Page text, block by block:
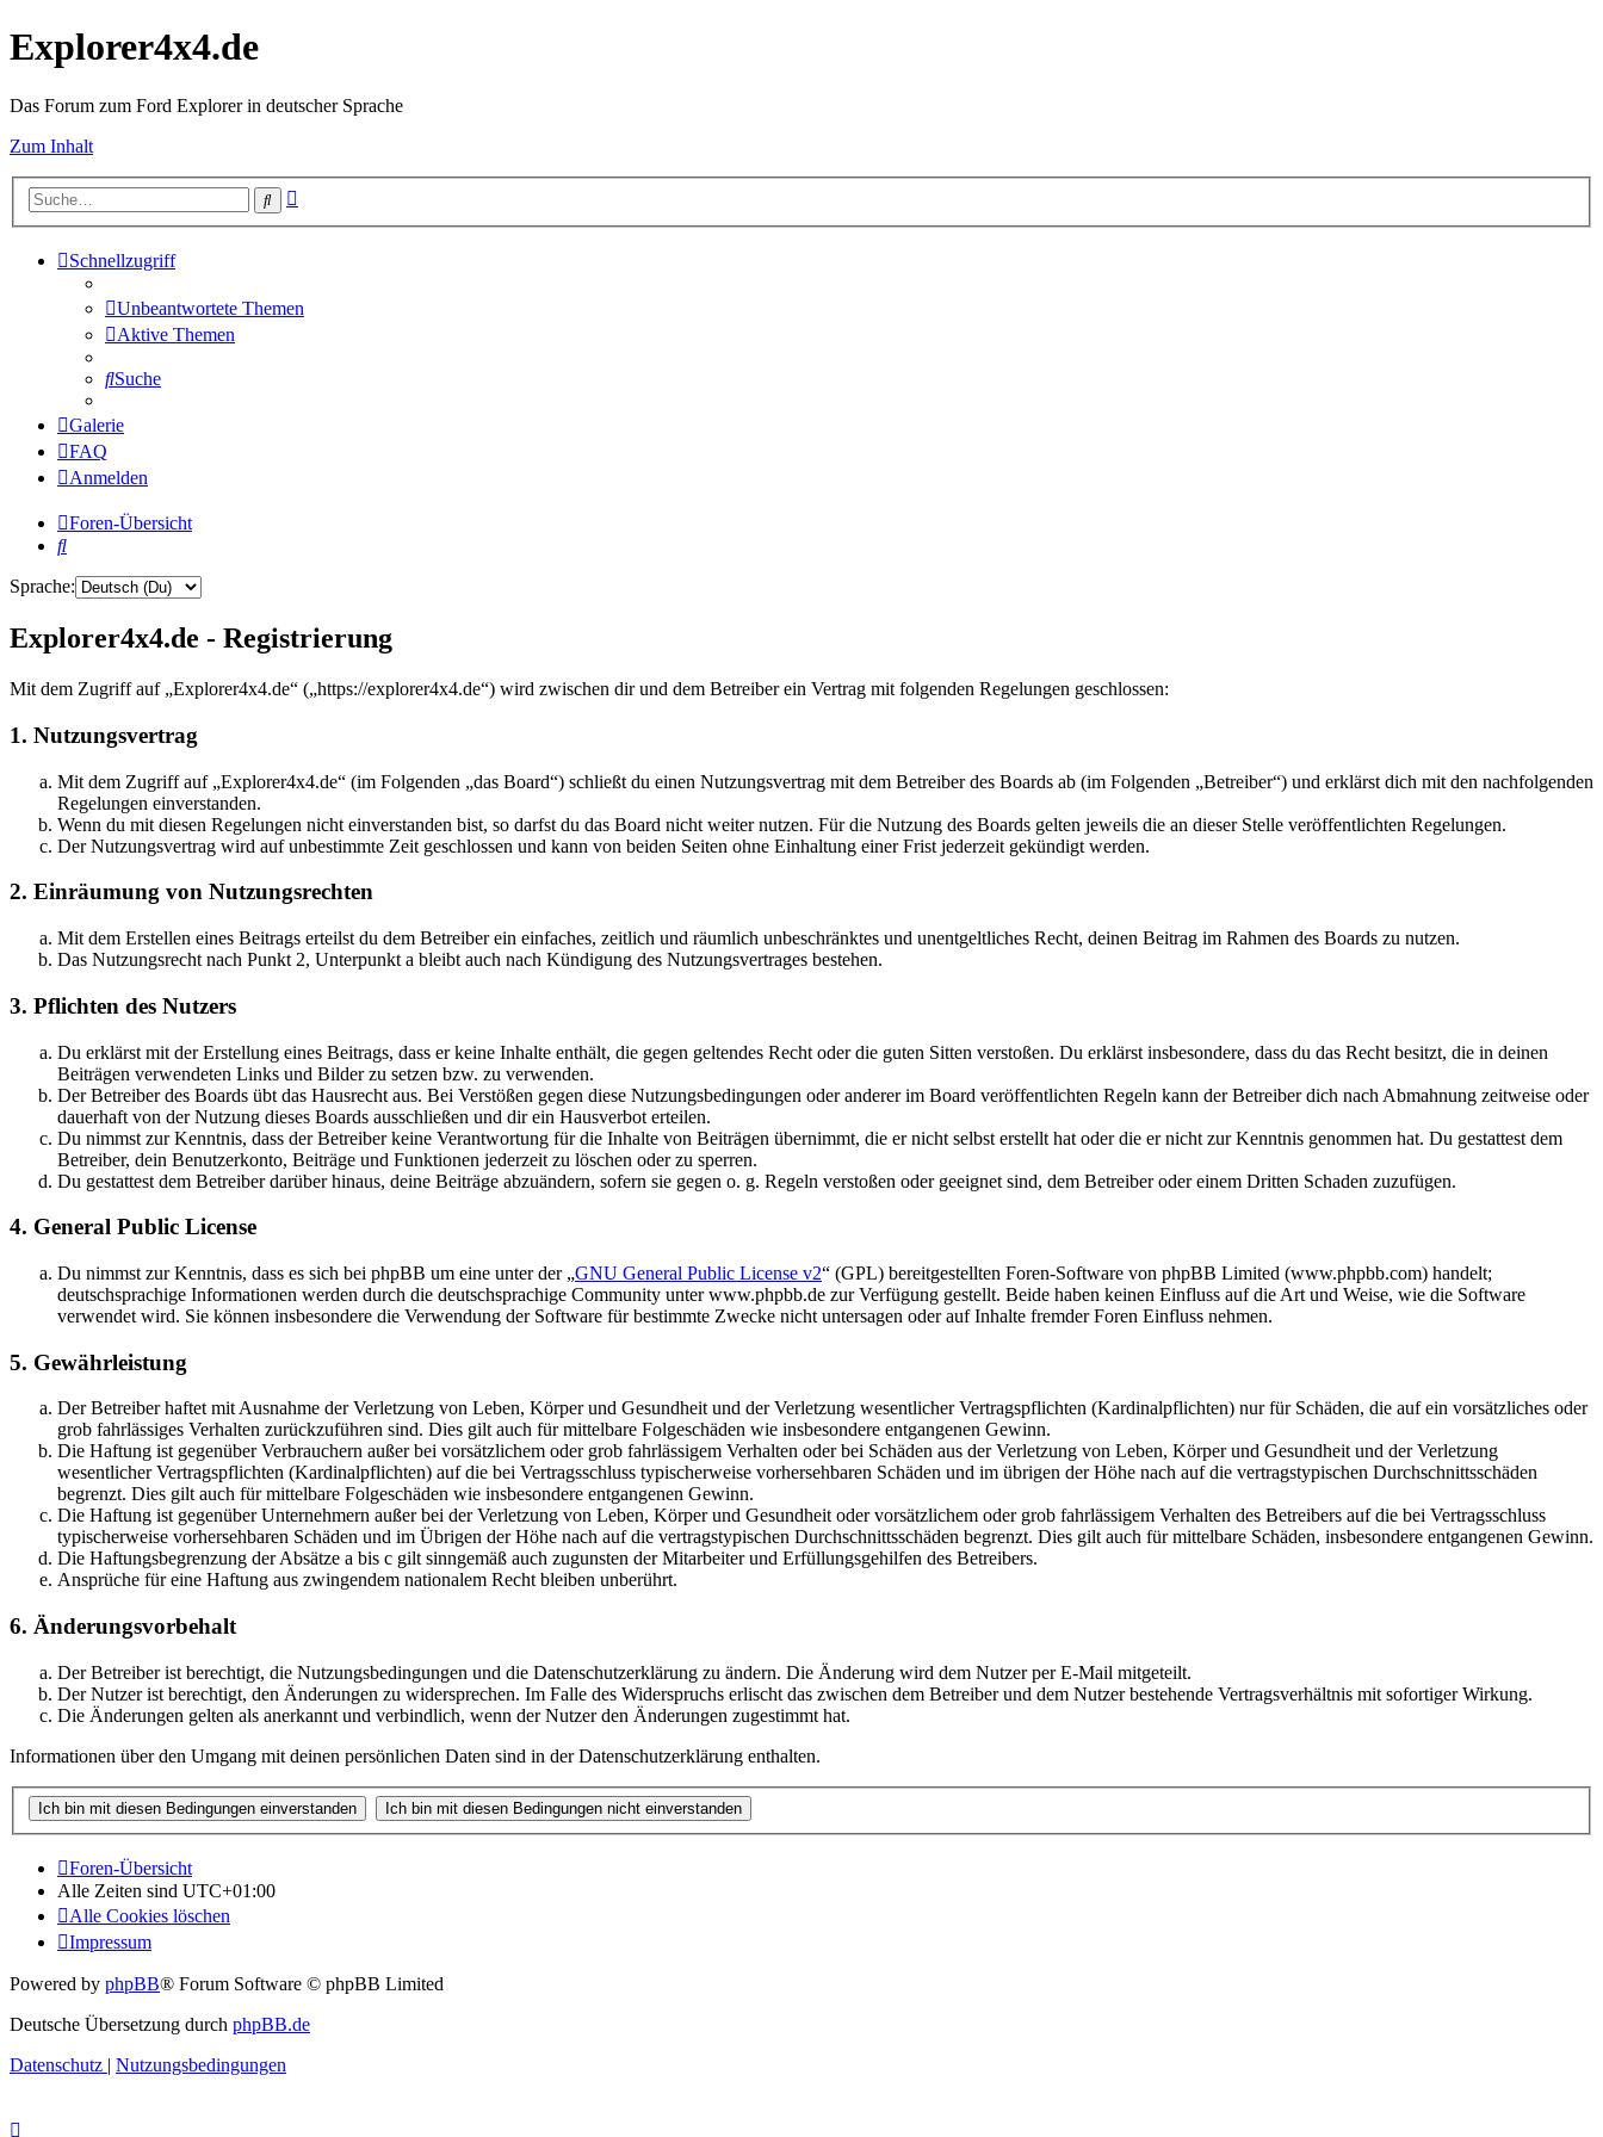
Explorer4x4.de
Das Forum zum Ford Explorer in deutscher Sprache
Zum Inhalt
Suche
Schnellzugriff
Unbeantwortete Themen
Aktive Themen
Suche
Galerie
FAQ
Anmelden
Foren-Übersicht
Suche
Sprache:
Explorer4x4.de - Registrierung
Mit dem Zugriff auf „Explorer4x4.de“ („https://explorer4x4.de“) wird zwischen dir und dem Betreiber ein Vertrag mit folgenden Regelungen geschlossen:
1. Nutzungsvertrag
Mit dem Zugriff auf „Explorer4x4.de“ (im Folgenden „das Board“) schließt du einen Nutzungsvertrag mit dem Betreiber des Boards ab (im Folgenden „Betreiber“) und erklärst dich mit den nachfolgenden
Regelungen einverstanden.
Wenn du mit diesen Regelungen nicht einverstanden bist, so darfst du das Board nicht weiter nutzen. Für die Nutzung des Boards gelten jeweils die an dieser Stelle veröffentlichten Regelungen.
Der Nutzungsvertrag wird auf unbestimmte Zeit geschlossen und kann von beiden Seiten ohne Einhaltung einer Frist jederzeit gekündigt werden.
2. Einräumung von Nutzungsrechten
Mit dem Erstellen eines Beitrags erteilst du dem Betreiber ein einfaches, zeitlich und räumlich unbeschränktes und unentgeltliches Recht, deinen Beitrag im Rahmen des Boards zu nutzen.
Das Nutzungsrecht nach Punkt 2, Unterpunkt a bleibt auch nach Kündigung des Nutzungsvertrages bestehen.
3. Pflichten des Nutzers
Du erklärst mit der Erstellung eines Beitrags, dass er keine Inhalte enthält, die gegen geltendes Recht oder die guten Sitten verstoßen. Du erklärst insbesondere, dass du das Recht besitzt, die in deinen
Beiträgen verwendeten Links und Bilder zu setzen bzw. zu verwenden.
Der Betreiber des Boards übt das Hausrecht aus. Bei Verstößen gegen diese Nutzungsbedingungen oder anderer im Board veröffentlichten Regeln kann der Betreiber dich nach Abmahnung zeitweise oder
dauerhaft von der Nutzung dieses Boards ausschließen und dir ein Hausverbot erteilen.
Du nimmst zur Kenntnis, dass der Betreiber keine Verantwortung für die Inhalte von Beiträgen übernimmt, die er nicht selbst erstellt hat oder die er nicht zur Kenntnis genommen hat. Du gestattest dem
Betreiber, dein Benutzerkonto, Beiträge und Funktionen jederzeit zu löschen oder zu sperren.
Du gestattest dem Betreiber darüber hinaus, deine Beiträge abzuändern, sofern sie gegen o. g. Regeln verstoßen oder geeignet sind, dem Betreiber oder einem Dritten Schaden zuzufügen.
4. General Public License
Du nimmst zur Kenntnis, dass es sich bei phpBB um eine unter der „GNU General Public License v2“ (GPL) bereitgestellten Foren-Software von phpBB Limited (www.phpbb.com) handelt;
deutschsprachige Informationen werden durch die deutschsprachige Community unter www.phpbb.de zur Verfügung gestellt. Beide haben keinen Einfluss auf die Art und Weise, wie die Software
verwendet wird. Sie können insbesondere die Verwendung der Software für bestimmte Zwecke nicht untersagen oder auf Inhalte fremder Foren Einfluss nehmen.
5. Gewährleistung
Der Betreiber haftet mit Ausnahme der Verletzung von Leben, Körper und Gesundheit und der Verletzung wesentlicher Vertragspflichten (Kardinalpflichten) nur für Schäden, die auf ein vorsätzliches oder
grob fahrlässiges Verhalten zurückzuführen sind. Dies gilt auch für mittelbare Folgeschäden wie insbesondere entgangenen Gewinn.
Die Haftung ist gegenüber Verbrauchern außer bei vorsätzlichem oder grob fahrlässigem Verhalten oder bei Schäden aus der Verletzung von Leben, Körper und Gesundheit und der Verletzung
wesentlicher Vertragspflichten (Kardinalpflichten) auf die bei Vertragsschluss typischerweise vorhersehbaren Schäden und im übrigen der Höhe nach auf die vertragstypischen Durchschnittsschäden
begrenzt. Dies gilt auch für mittelbare Folgeschäden wie insbesondere entgangenen Gewinn.
Die Haftung ist gegenüber Unternehmern außer bei der Verletzung von Leben, Körper und Gesundheit oder vorsätzlichem oder grob fahrlässigem Verhalten des Betreibers auf die bei Vertragsschluss
typischerweise vorhersehbaren Schäden und im Übrigen der Höhe nach auf die vertragstypischen Durchschnittsschäden begrenzt. Dies gilt auch für mittelbare Schäden, insbesondere entgangenen Gewinn.
Die Haftungsbegrenzung der Absätze a bis c gilt sinngemäß auch zugunsten der Mitarbeiter und Erfüllungsgehilfen des Betreibers.
Ansprüche für eine Haftung aus zwingendem nationalem Recht bleiben unberührt.
6. Änderungsvorbehalt
Der Betreiber ist berechtigt, die Nutzungsbedingungen und die Datenschutzerklärung zu ändern. Die Änderung wird dem Nutzer per E-Mail mitgeteilt.
Der Nutzer ist berechtigt, den Änderungen zu widersprechen. Im Falle des Widerspruchs erlischt das zwischen dem Betreiber und dem Nutzer bestehende Vertragsverhältnis mit sofortiger Wirkung.
Die Änderungen gelten als anerkannt und verbindlich, wenn der Nutzer den Änderungen zugestimmt hat.
Informationen über den Umgang mit deinen persönlichen Daten sind in der Datenschutzerklärung enthalten.
Foren-Übersicht
Alle Zeiten sind UTC+01:00
Alle Cookies löschen
Impressum
Powered by phpBB® Forum Software © phpBB Limited
Deutsche Übersetzung durch phpBB.de
Datenschutz | Nutzungsbedingungen